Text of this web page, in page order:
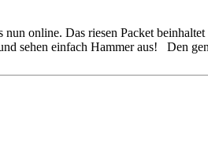
online. Das riesen Packet
sehen einfach Hammer aus! Den